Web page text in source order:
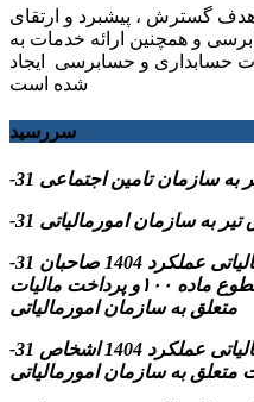
گسترش ، پیشبرد و ارتقای
و همچنین ارائه خدمات به
حسابداری و حسابرسی ایجاد
شده است
سررسید
به سازمان تامین اجتماعی
به سازمان امورمالیاتی
-31 شهریور مهلت ارسال اظهارنامه مالیاتی عملکرد 1404 صاحبان
مشاغل و همچنین فرم مالیات مقطوع ماده ۱۰۰و پرداخت مالیات
متعلق به سازمان امورمالیاتی
-31 شهریور مهلت ارسال اظهارنامه مالیاتی عملکرد 1404 اشخاص
به سازمان امورمالیاتی